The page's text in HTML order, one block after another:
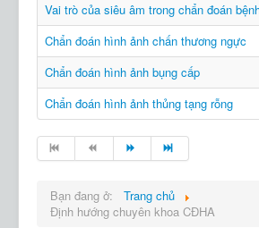
Vai trò của siêu âm trong chẩn đoán
Chẩn đoán hình ảnh chấn thương ngực
Chẩn đoán hình ảnh bụng cấp
Chẩn đoán hình ảnh thủng tạng rỗng
Bạn đang ở:
Trang chủ
Định hướng chuyên khoa CĐHA